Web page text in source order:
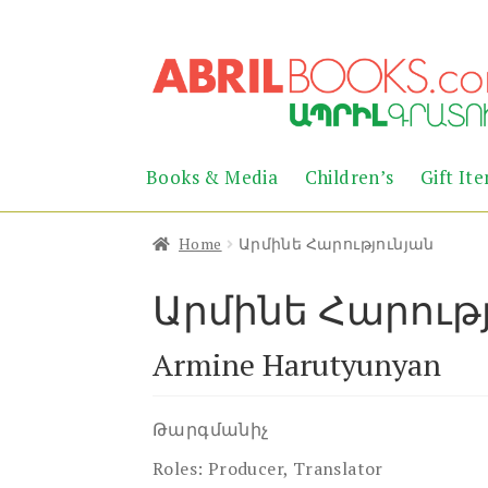
to
navigation
to
content
Books & Media Children’s Gift
Home Արմինե Հարությունյան
Արմինե
Armine Harutyunyan
Թարգմանիչ
Roles: Producer, Translator